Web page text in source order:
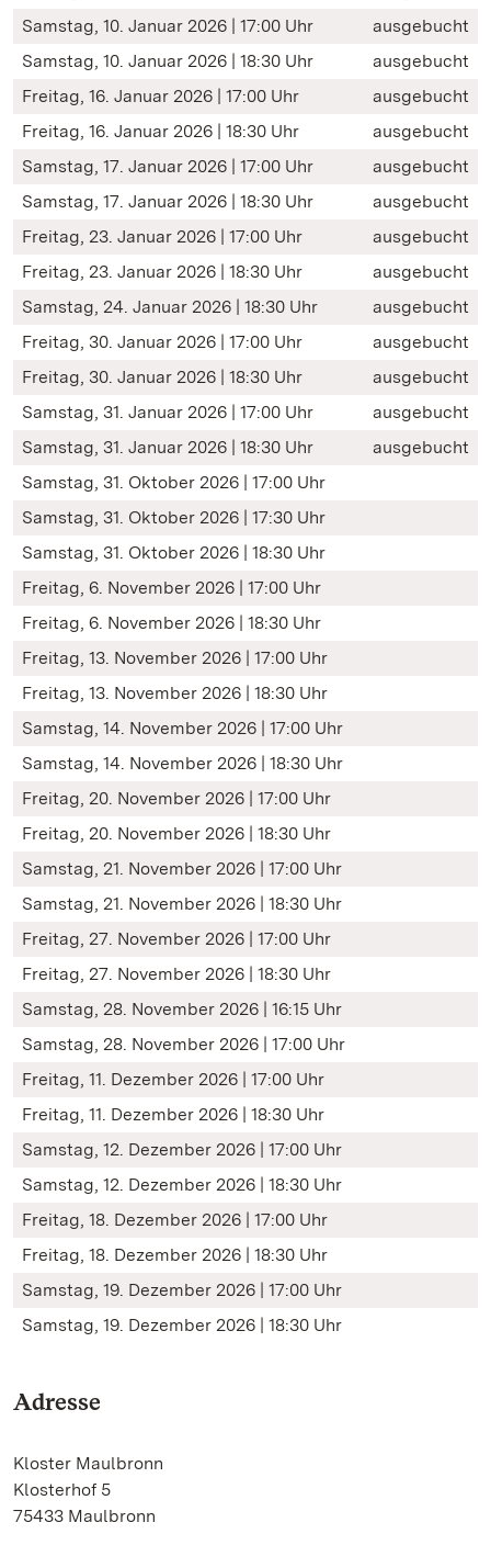
Samstag, 10. Januar 2026 | 17:00 Uhr
ausgebucht
Samstag, 10. Januar 2026 | 18:30 Uhr
ausgebucht
Freitag, 16. Januar 2026 | 17:00 Uhr
ausgebucht
Freitag, 16. Januar 2026 | 18:30 Uhr
ausgebucht
Samstag, 17. Januar 2026 | 17:00 Uhr
ausgebucht
Samstag, 17. Januar 2026 | 18:30 Uhr
ausgebucht
Freitag, 23. Januar 2026 | 17:00 Uhr
ausgebucht
Freitag, 23. Januar 2026 | 18:30 Uhr
ausgebucht
Samstag, 24. Januar 2026 | 18:30 Uhr
ausgebucht
Freitag, 30. Januar 2026 | 17:00 Uhr
ausgebucht
Freitag, 30. Januar 2026 | 18:30 Uhr
ausgebucht
Samstag, 31. Januar 2026 | 17:00 Uhr
ausgebucht
Samstag, 31. Januar 2026 | 18:30 Uhr
ausgebucht
Samstag, 31. Oktober 2026 | 17:00 Uhr
Samstag, 31. Oktober 2026 | 17:30 Uhr
Samstag, 31. Oktober 2026 | 18:30 Uhr
Freitag, 6. November 2026 | 17:00 Uhr
Freitag, 6. November 2026 | 18:30 Uhr
Freitag, 13. November 2026 | 17:00 Uhr
Freitag, 13. November 2026 | 18:30 Uhr
Samstag, 14. November 2026 | 17:00 Uhr
Samstag, 14. November 2026 | 18:30 Uhr
Freitag, 20. November 2026 | 17:00 Uhr
Freitag, 20. November 2026 | 18:30 Uhr
Samstag, 21. November 2026 | 17:00 Uhr
Samstag, 21. November 2026 | 18:30 Uhr
Freitag, 27. November 2026 | 17:00 Uhr
Freitag, 27. November 2026 | 18:30 Uhr
Samstag, 28. November 2026 | 16:15 Uhr
Samstag, 28. November 2026 | 17:00 Uhr
Freitag, 11. Dezember 2026 | 17:00 Uhr
Freitag, 11. Dezember 2026 | 18:30 Uhr
Samstag, 12. Dezember 2026 | 17:00 Uhr
Samstag, 12. Dezember 2026 | 18:30 Uhr
Freitag, 18. Dezember 2026 | 17:00 Uhr
Freitag, 18. Dezember 2026 | 18:30 Uhr
Samstag, 19. Dezember 2026 | 17:00 Uhr
Samstag, 19. Dezember 2026 | 18:30 Uhr
Adresse
Kloster Maulbronn
Klosterhof 5
75433 Maulbronn